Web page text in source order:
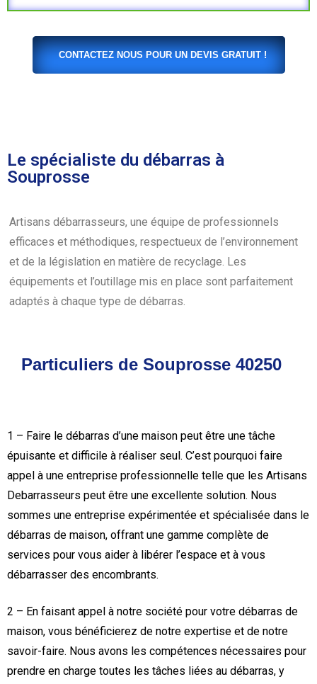
CONTACTEZ NOUS POUR UN DEVIS GRATUIT !
Le spécialiste du débarras à
Souprosse
Artisans débarrasseurs, une équipe de professionnels
efficaces et méthodiques, respectueux de l’environnement
et de la législation en matière de recyclage. Les
équipements et l’outillage mis en place sont parfaitement
adaptés à chaque type de débarras.
Particuliers de Souprosse 40250
1 – Faire le débarras d’une maison peut être une tâche
épuisante et difficile à réaliser seul. C’est pourquoi faire
appel à une entreprise professionnelle telle que les Artisans
Debarrasseurs peut être une excellente solution. Nous
sommes une entreprise expérimentée et spécialisée dans le
débarras de maison, offrant une gamme complète de
services pour vous aider à libérer l’espace et à vous
débarrasser des encombrants.
2 – En faisant appel à notre société pour votre débarras de
maison, vous bénéficierez de notre expertise et de notre
savoir-faire. Nous avons les compétences nécessaires pour
prendre en charge toutes les tâches liées au débarras, y